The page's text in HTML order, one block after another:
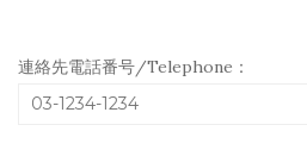
連絡先電話番号/Telephone：